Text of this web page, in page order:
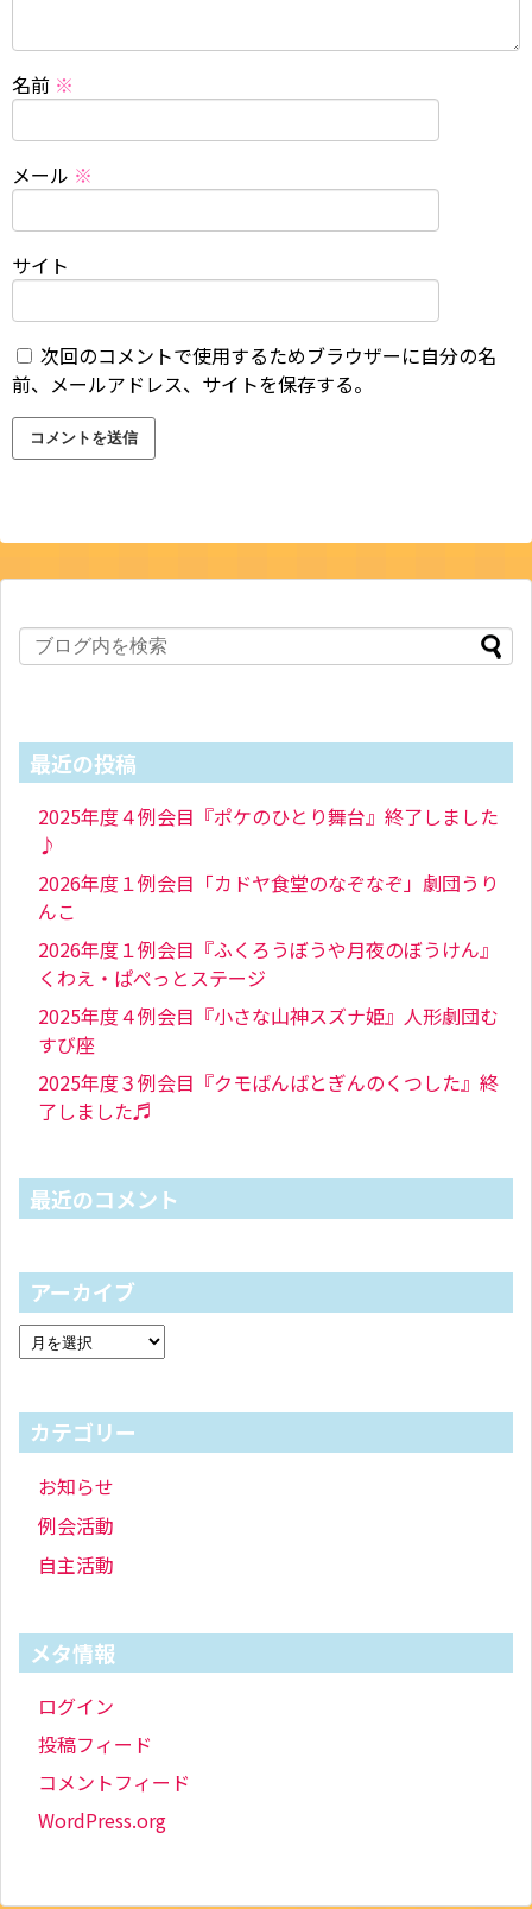
名前 ※
メール ※
サイト
次回のコメントで使用するためブラウザーに自分の名
前、メールアドレス、サイトを保存する。
最近の投稿
2025年度４例会目『ポケのひとり舞台』終了しました
♪
2026年度１例会目「カドヤ食堂のなぞなぞ」劇団うり
んこ
2026年度１例会目『ふくろうぼうや月夜のぼうけん』
くわえ・ぱぺっとステージ
2025年度４例会目『小さな山神スズナ姫』人形劇団む
すび座
2025年度３例会目『クモばんばとぎんのくつした』終
了しました♬
最近のコメント
アーカイブ
カテゴリー
お知らせ
例会活動
自主活動
メタ情報
ログイン
投稿フィード
コメントフィード
WordPress.org